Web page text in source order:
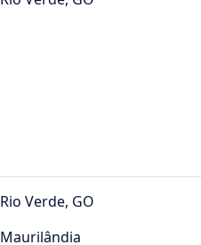
Rio Verde, GO
Maurilândia